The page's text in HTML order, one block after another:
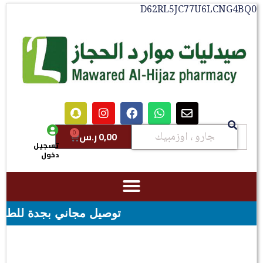
D62RL5JC77U6LCNG4BQ0
0,00ر.س 0
تسجيل
دخول
توصيل مجاني بجدة للطلبات فوق قيمه ال ١٠٠ ريال - شحن